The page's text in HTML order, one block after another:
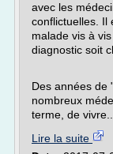
avec les
conflictuelles. Il
malade vis à
diagnostic soit
Des années de
nombreux
terme, de vivre...
Lire la suite